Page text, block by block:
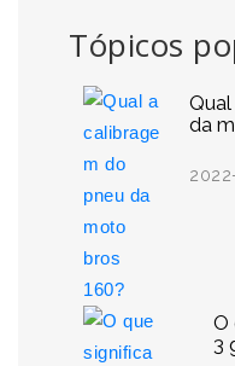
Tópicos
da
O
3